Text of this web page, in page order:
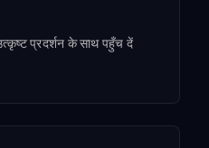
प्रदर्शन के साथ पहुँच दें